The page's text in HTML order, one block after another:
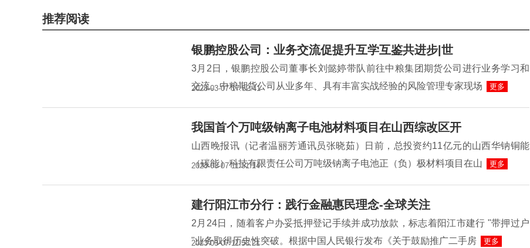
推荐阅读
银鹏控股公司：业务交流促提升互学互鉴共进步|世
3月2日，银鹏控股公司董事长刘懿婷带队前往中粮集团期货公司进行业务学习和
交流。中粮期货公司从业多年、具有丰富实战经验的风险管理专家现场
更多
2023-03-07 17:52:41
我国首个万吨级钠离子电池材料项目在山西综改区开
山西晚报讯（记者温丽芳通讯员张晓茹）日前，总投资约11亿元的山西华钠铜能
（碳能）科技有限责任公司万吨级钠离子电池正（负）极材料项目在山
更多
2023-03-07 11:51:14
建行阳江市分行：践行金融惠民理念-全球关注
2月24日，随着客户办妥抵押登记手续并成功放款，标志着阳江市建行 "带押过户
"业务取得历史性突破。根据中国人民银行发布《关于鼓励推广二手房
更多
2023-03-07 11:53:21